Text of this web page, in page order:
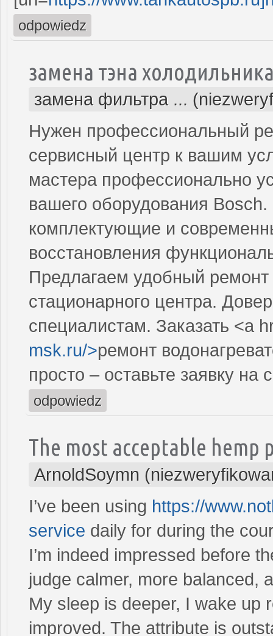
odpowiedz
замена тэна
замена фильтра ...
Нужен профессиональный
сервисный центр к вашим
мастера профессионально
вашего оборудования
комплектующие и
восстановления
Предлагаем удобный
стационарного центра.
специалистам. Заказать <a
msk.ru/>ремонт
просто – оставьте заявку на
odpowiedz
The most acceptable hemp
ArnoldSoymn
I’ve been using https://
service daily for during the
I’m indeed impressed before
judge calmer, more balanced,
My sleep is deeper, I wake up
improved. The attribute is